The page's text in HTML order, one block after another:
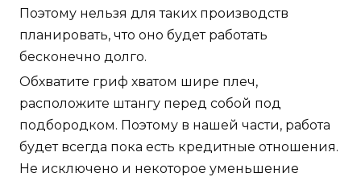
Поэтому нельзя для таких производств
планировать, что оно будет работать
бесконечно долго.
Обхватите гриф хватом шире плеч,
расположите штангу перед собой под
подбородком. Поэтому в нашей части, работа
будет всегда пока есть кредитные отношения.
Не исключено и некоторое уменьшение